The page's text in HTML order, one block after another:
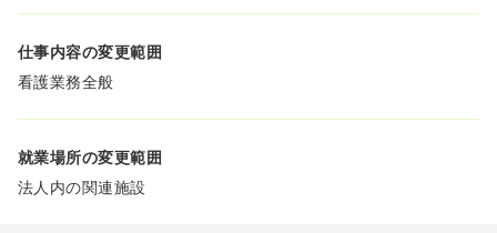
仕事内容の変更範囲
看護業務全般
就業場所の変更範囲
法人内の関連施設